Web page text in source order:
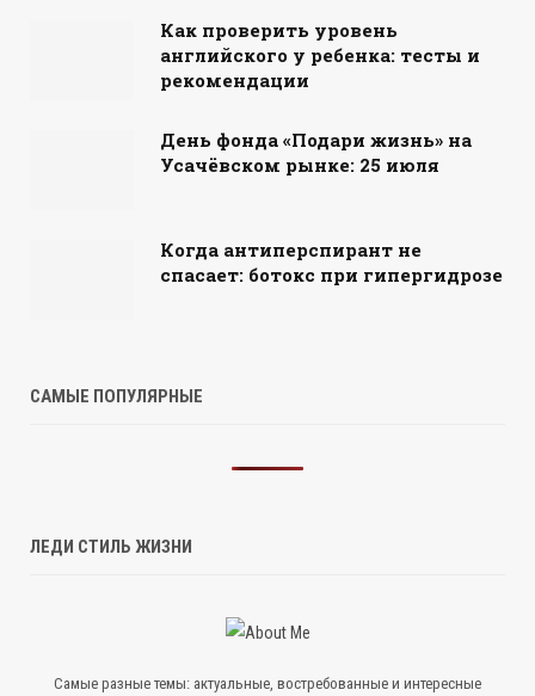
Как проверить уровень
английского у ребенка: тесты и
рекомендации
День фонда «Подари жизнь» на
Усачёвском рынке: 25 июля
Когда антиперспирант не
спасает: ботокс при гипергидрозе
САМЫЕ ПОПУЛЯРНЫЕ
ЛЕДИ СТИЛЬ ЖИЗНИ
Самые разные темы: актуальные, востребованные и интересные